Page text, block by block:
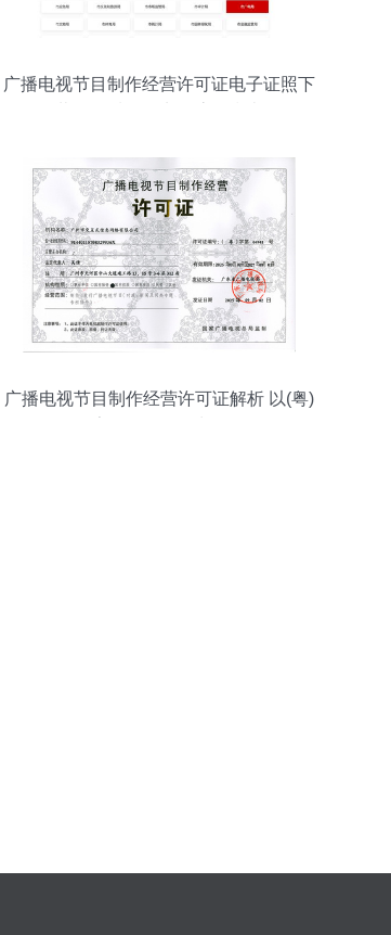
广播电视节目制作经营许可证电子证照下
广播电视节目制作经营许可证解析 以(粤)